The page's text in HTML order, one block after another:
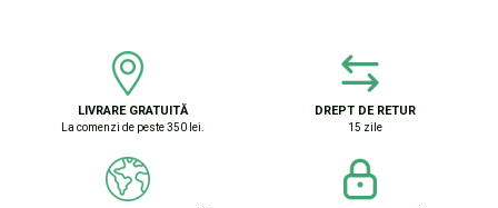
LIVRARE GRATUITĂ
La comenzi de peste 350 lei.
DREPT DE RETUR
15 zile